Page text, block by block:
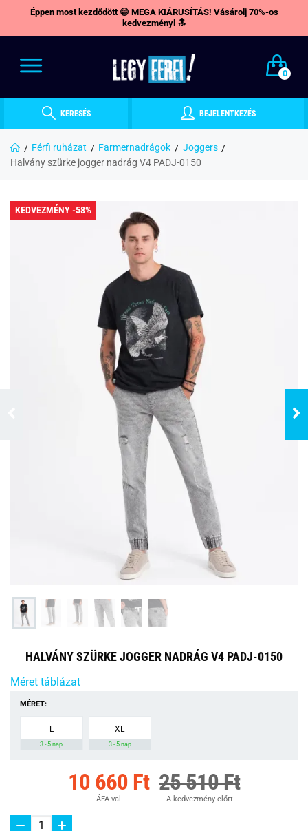
Éppen most kezdődött 😁 MEGA KIÁRUSÍTÁS! Vásárolj 70%-os
kedvezményl 🔝
0
KERESÉS BEJELENTKEZÉS
Férfi ruházat Farmernadrágok
Joggers
Halvány szürke jogger nadrág V4 PADJ-0150
KEDVEZMÉNY -58%
HALVÁNY SZÜRKE JOGGER NADRÁG V4 PADJ-0150
Méret táblázat
MÉRET:
L
3 - 5 nap
XL
3 - 5 nap
10 660 Ft
ÁFA-val
25 510 Ft
A kedvezmény előtt